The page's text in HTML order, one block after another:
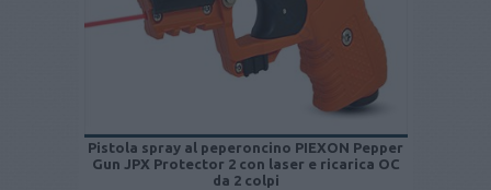
Pistola spray al peperoncino PIEXON Pepper
Gun JPX Protector 2 con laser e ricarica OC
da 2 colpi